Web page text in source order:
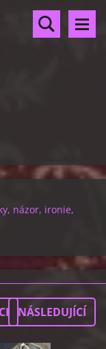
názor, ironie,
NÁSLEDUJÍCÍ